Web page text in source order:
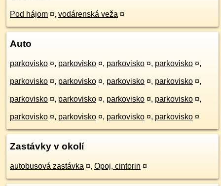
Pod hájom ¤, vodárenská veža ¤
Auto
parkovisko ¤, parkovisko ¤, parkovisko ¤, parkovisko ¤,
parkovisko ¤, parkovisko ¤, parkovisko ¤, parkovisko ¤,
parkovisko ¤, parkovisko ¤, parkovisko ¤, parkovisko ¤,
parkovisko ¤, parkovisko ¤, parkovisko ¤, parkovisko ¤
Zastávky v okolí
autobusová zastávka ¤, Opoj, cintorin ¤